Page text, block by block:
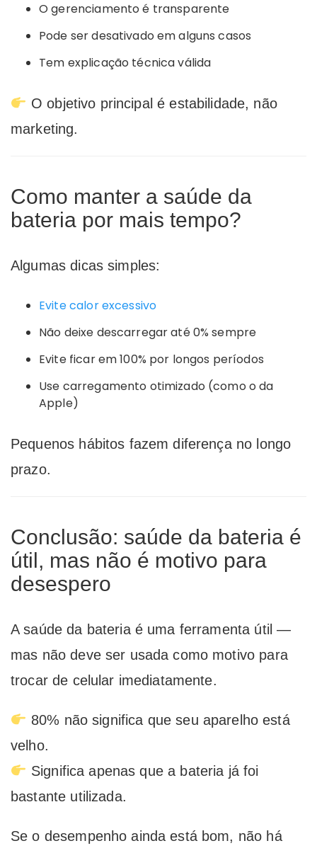
O gerenciamento é transparente
Pode ser desativado em alguns casos
Tem explicação técnica válida
O objetivo principal é estabilidade, não
marketing.
Como manter a saúde da
bateria por mais tempo?
Algumas dicas simples:
Evite calor excessivo
Não deixe descarregar até 0% sempre
Evite ficar em 100% por longos períodos
Use carregamento otimizado (como o da
Apple)
Pequenos hábitos fazem diferença no longo
prazo.
Conclusão: saúde da bateria é
útil, mas não é motivo para
desespero
A saúde da bateria é uma ferramenta útil —
mas não deve ser usada como motivo para
trocar de celular imediatamente.
80% não significa que seu aparelho está
velho.
Significa apenas que a bateria já foi
bastante utilizada.
Se o desempenho ainda está bom, não há